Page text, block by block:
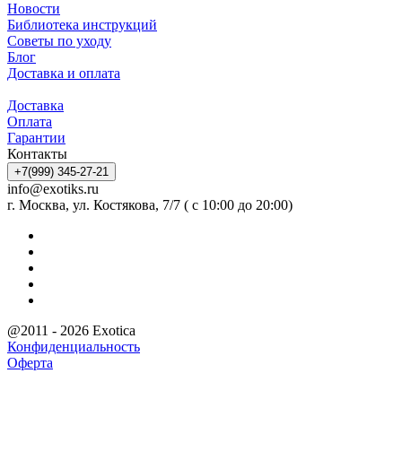
Новости
Библиотека инструкций
Советы по уходу
Блог
Доставка и оплата
Доставка
Оплата
Гарантии
Контакты
+7(999) 345-27-21
info@exotiks.ru
г. Москва, ул. Костякова, 7/7 ( с 10:00 до 20:00)
@2011 - 2026 Exotica
Конфиденциальность
Оферта